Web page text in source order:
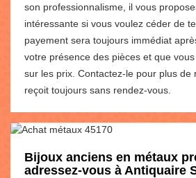
son professionnalisme, il vous
intéressante si vous voulez céder de
payement sera toujours immédiat
votre présence des pièces et que
sur les prix. Contactez-le pour plus de
reçoit toujours sans rendez-vous.
Bijoux anciens en métaux
adressez-vous à Antiquaire